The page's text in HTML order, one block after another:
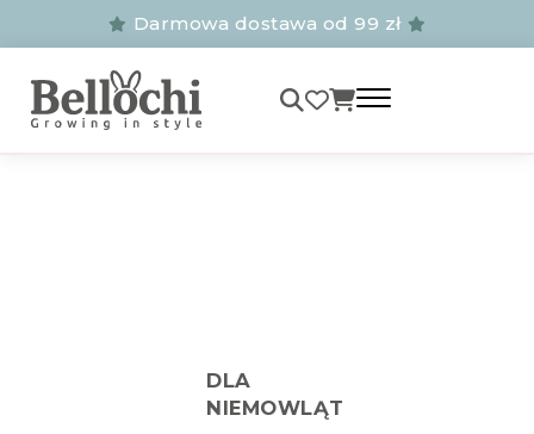
Darmowa dostawa od 99 zł
DLA
NIEMOWLĄT